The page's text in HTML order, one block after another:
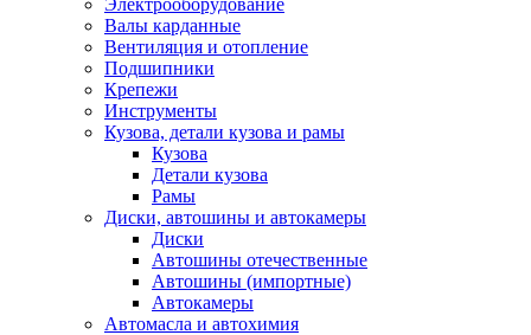
Электрооборудование
Валы карданные
Вентиляция и отопление
Подшипники
Крепежи
Инструменты
Кузова, детали кузова и рамы
Кузова
Детали кузова
Рамы
Диски, автошины и автокамеры
Диски
Автошины отечественные
Автошины (импортные)
Автокамеры
Автомасла и автохимия